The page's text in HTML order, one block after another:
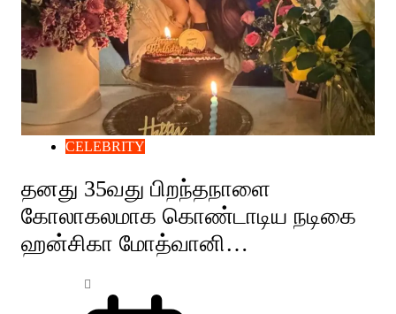
CELEBRITY
தனது 35வது பிறந்தநாளை
கோலாகலமாக கொண்டாடிய நடிகை
ஹன்சிகா மோத்வானி…